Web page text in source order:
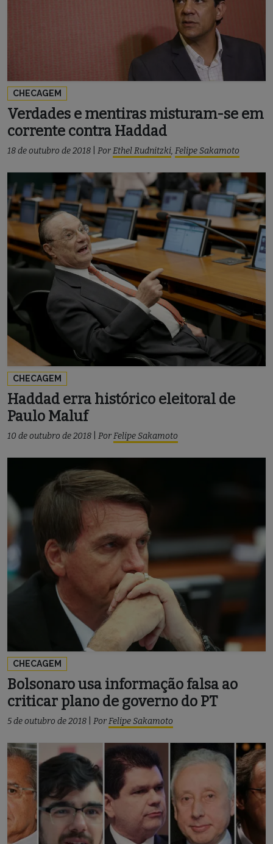
CHECAGEM
Verdades e mentiras misturam-se em
corrente contra Haddad
18 de outubro de 2018 PorEthel Rudnitzki, Felipe Sakamoto
CHECAGEM
Haddad erra histórico eleitoral de
Paulo Maluf
10 de outubro de 2018 PorFelipe Sakamoto
CHECAGEM
Bolsonaro usa informação falsa ao
criticar plano de governo do PT
5 de outubro de 2018 PorFelipe Sakamoto